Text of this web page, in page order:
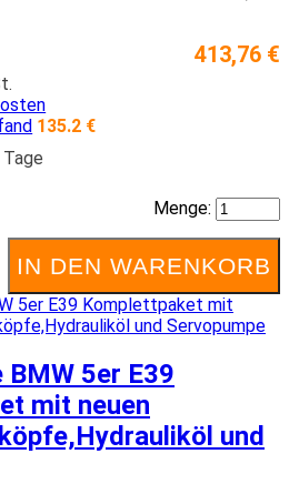
413,76 €
135.2 €
Menge:
IN DEN WARENKORB
5er E39
mit neuen
und